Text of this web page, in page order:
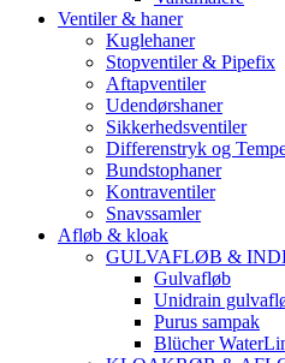
Ventiler & haner
Kuglehaner
Stopventiler & Pipefix
Aftapventiler
Udendørshaner
Sikkerhedsventiler
Differenstryk og
Bundstophaner
Kontraventiler
Snavssamler
Afløb & kloak
GULVAFLØB &
Gulvafløb
Unidrain
Purus sampak
Blücher